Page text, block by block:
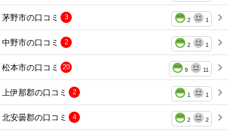
茅野市の口コミ 2 1
3
中野市の口コミ 2 1
2
松本市の口コミ 9 11
20
上伊那郡の口コミ 1 1
2
北安曇郡の口コミ 2 2
4